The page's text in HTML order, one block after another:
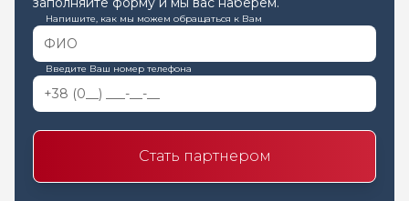
Напишите, как мы можем обращаться к Вам
Введите Ваш номер телефона
Стать партнером